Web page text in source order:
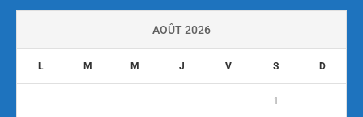
AOÛT 2026
L M M J V S D
1